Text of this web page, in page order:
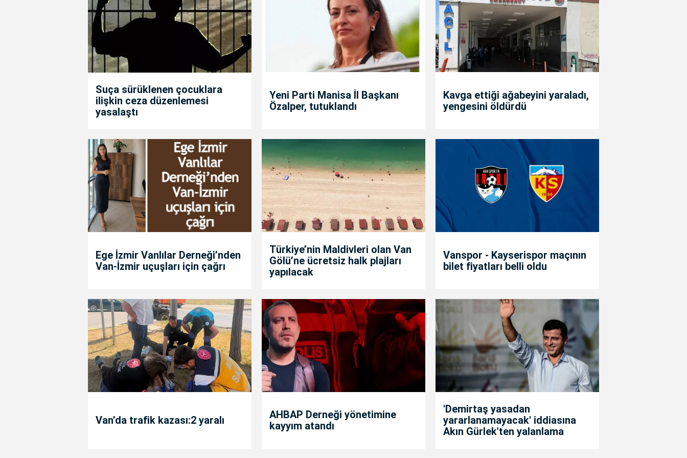
Suça sürüklenen çocuklara
ilişkin ceza düzenlemesi
yasalaştı
Yeni Parti Manisa İl Başkanı
Özalper, tutuklandı
Kavga ettiği ağabeyini yaraladı,
yengesini öldürdü
Ege İzmir Vanlılar Derneği’nden
Van-İzmir uçuşları için çağrı
Türkiye’nin Maldivleri olan Van
Gölü’ne ücretsiz halk plajları
yapılacak
Vanspor - Kayserispor maçının
bilet fiyatları belli oldu
Van’da trafik kazası:2 yaralı
AHBAP Derneği yönetimine
kayyım atandı
'Demirtaş yasadan
yararlanamayacak' iddiasına
Akın Gürlek'ten yalanlama